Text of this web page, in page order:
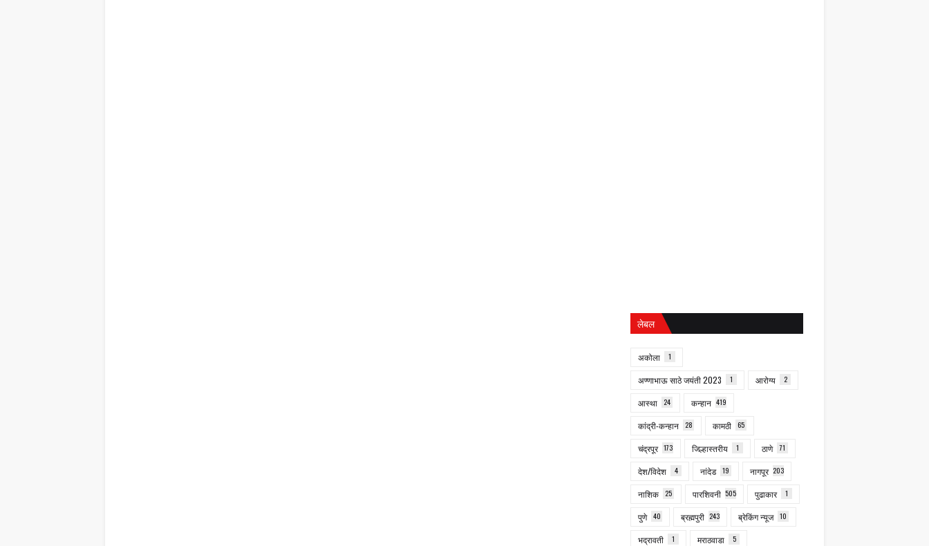
लेबल
अकोला 1
अण्णाभाऊ साठे जयंती 2023 1 आरोग्य 2
आस्था 24 कन्हान 419
कांद्री-कन्हान 28 कामठी 65
चंद्रपूर 173 जिल्हास्तरीय 1 ठाणे 71
देश/विदेश 4 नांदेड 19 नागपूर 203
नाशिक 25 पारशिवनी 505 पुढाकार 1
पुणे 40 ब्रह्मपुरी 243 ब्रेकिंग न्यूज 10
भद्रावती 1 मराठवाडा 5